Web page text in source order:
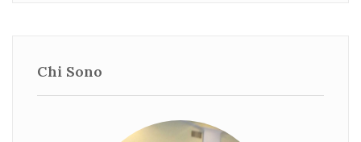
Chi Sono